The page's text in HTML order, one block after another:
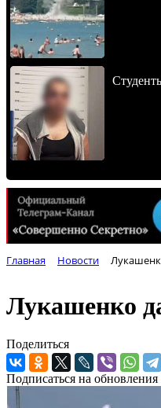
Главная Новости
Лукашенко
Поделиться
Подписаться на обновления